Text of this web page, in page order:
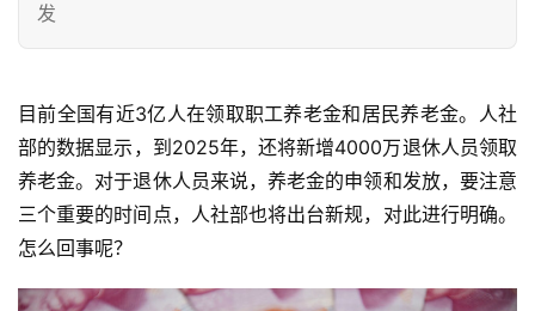
发
目前全国有近3亿人在领取职工养老金和居民养老金。人社
部的数据显示，到2025年，还将新增4000万退休人员领取
养老金。对于退休人员来说，养老金的申领和发放，要注意
三个重要的时间点，人社部也将出台新规，对此进行明确。
怎么回事呢？